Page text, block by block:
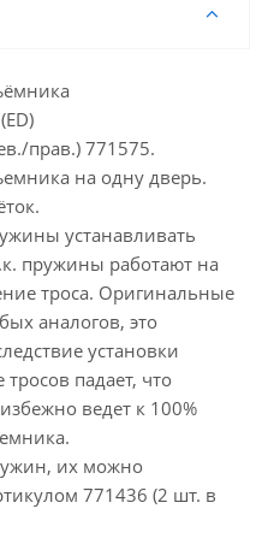
прав.) 771575.
на одну дверь.
устанавливать
пружины работают на
троса. Оригинальные
аналогов, это
установки
падает, что
ведет к 100%
их можно
771436 (2 шт. в